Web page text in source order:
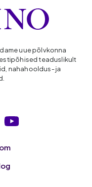
uue põlvkonna
teaduslikult
nahahooldus- ja